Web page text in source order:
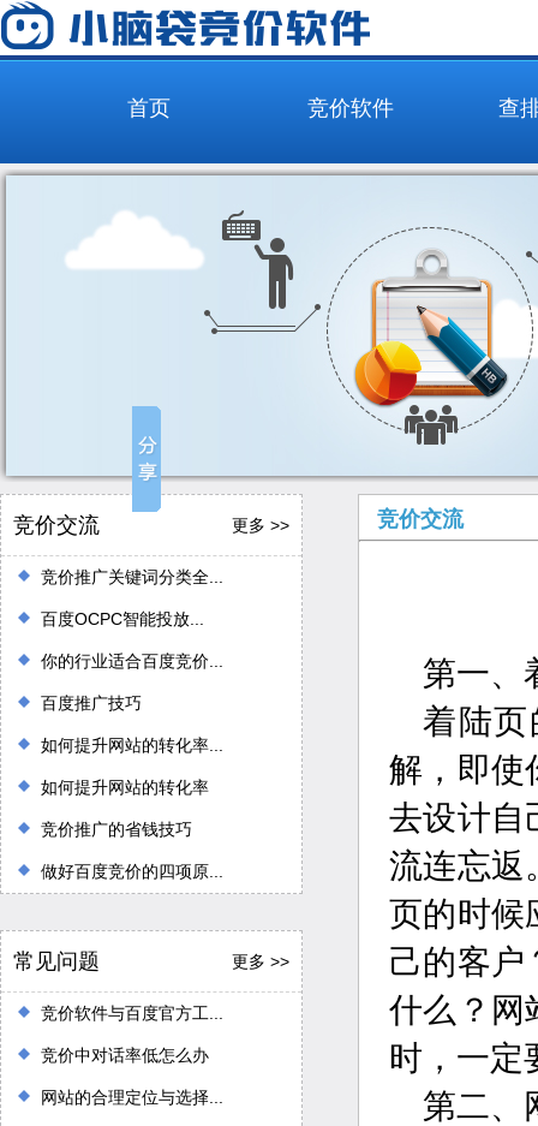
首页 竞价软件 查
竞价交流 更多 >>
竞价推广关键词分类全...
百度OCPC智能投放...
你的行业适合百度竞价...
百度推广技巧
如何提升网站的转化率...
如何提升网站的转化率
竞价推广的省钱技巧
做好百度竞价的四项原...
常见问题 更多 >>
竞价软件与百度官方工...
竞价中对话率低怎么办
网站的合理定位与选择...
竞价交流
第一、
着陆页
解，即使
去设计自
流连忘返
页的时候
己的客户
什么？网
时，一定
第二、